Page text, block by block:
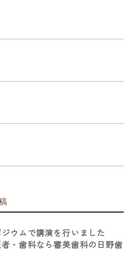
ウムで講演を行いました
・歯科なら審美歯科の日野歯